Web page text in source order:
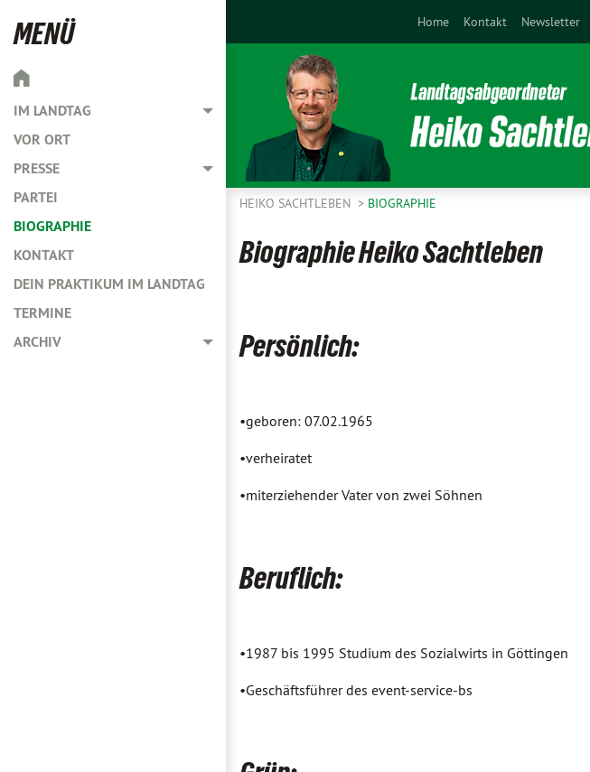
MENÜ
IM LANDTAG Toggle menu
VOR ORT
PRESSE
Toggle menu
PARTEI
BIOGRAPHIE
KONTAKT
DEIN PRAKTIKUM IM LANDTAG
TERMINE
ARCHIV
Toggle menu
Home Kontakt Newsletter
HEIKO SACHTLEBEN BIOGRAPHIE
Biographie Heiko Sachtleben
Persönlich:
•geboren: 07.02.1965
•verheiratet
•miterziehender Vater von zwei Söhnen
Beruflich:
•1987 bis 1995 Studium des Sozialwirts in Göttingen
•Geschäftsführer des event-service-bs